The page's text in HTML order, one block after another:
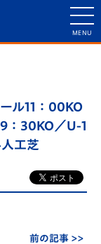
ル11：00KO
：30KO／U-1
工芝
前の記事 >>